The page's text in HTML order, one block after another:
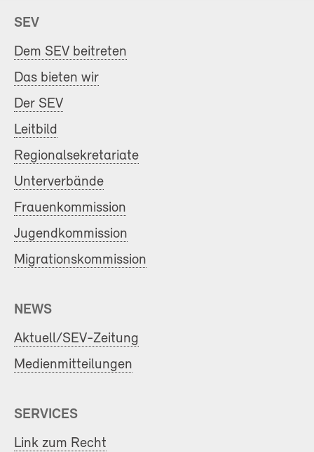
SEV
Dem SEV beitreten
Das bieten wir
Der SEV
Leitbild
Regionalsekretariate
Unterverbände
Frauenkommission
Jugendkommission
Migrationskommission
NEWS
Aktuell/SEV-Zeitung
Medienmitteilungen
SERVICES
Link zum Recht